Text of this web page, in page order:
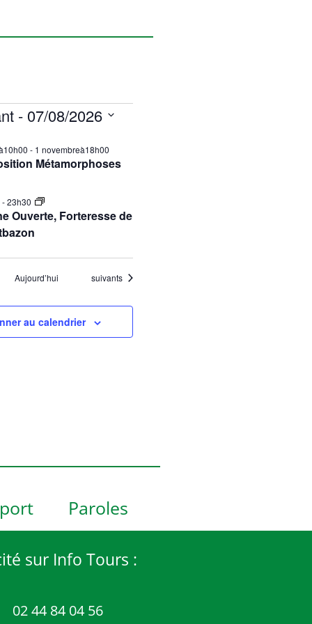
- 07/08/2026
Métamorphoses
- 1 novembreà18h00
Ouverte, Forteresse de
-23h30
Aujourd’hui Évènements
suivants
au calendrier
Paroles
sur Info Tours :
02 44 84 04 56